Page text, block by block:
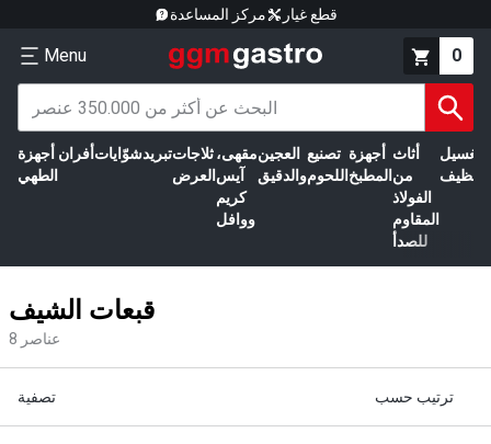
مركز المساعدة قطع غيار
Menu 0
أجهزة
الطهي
أفران شوّاياتتبريدثلاجات
العرض
مقهى،
آيس
كريم
ووافل
العجين
والدقيق
تصنيع
اللحوم
أجهزة
المطبخ
أثاث
من
الفولاذ
المقاوم
للصدأ
الغسيل
قبعات الشيف
8 عناصر
تصفية ترتيب حسب